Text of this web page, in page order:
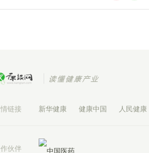
链接 新华健康 健康中国 人民健康
伙伴